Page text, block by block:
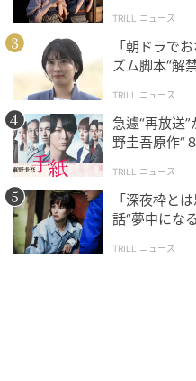
っていた。
窪田正孝、鈴木亮平、土
俳優が多数出演していた
も突出していたのが吉田
それだけ蓮子を取り巻く
たということだろう。
加害者としての朝ド
TRILL ニュース
「朝ドラで
ズム脚本“解
TRILL ニュース
急遽“再放送
野圭吾原作“
TRILL ニュース
「深夜枠と
話“夢中にな
TRILL ニュース